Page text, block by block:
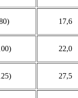
17,6
22,0
27,5